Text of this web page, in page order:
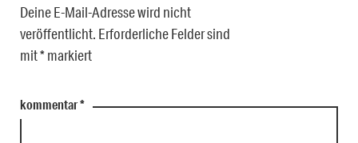
Deine E-Mail-Adresse wird nicht
veröffentlicht. Erforderliche Felder sind
mit*markiert
kommentar*